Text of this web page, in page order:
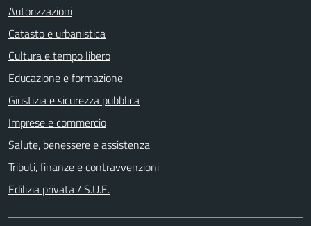
Autorizzazioni
Catasto e urbanistica
Cultura e tempo libero
Educazione e formazione
Giustizia e sicurezza pubblica
Imprese e commercio
Salute, benessere e assistenza
Tributi, finanze e contravvenzioni
Edilizia privata / S.U.E.